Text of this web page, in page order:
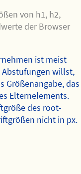
von h1, h2,
der Browser
ist meist
Abstufungen willst,
Größenangabe, das
Elternelements.
des root-
nicht in px.